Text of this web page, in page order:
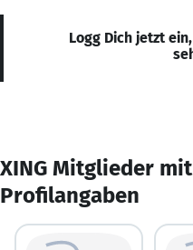
Logg Dich jetzt
XING Mitglieder
Profilangaben